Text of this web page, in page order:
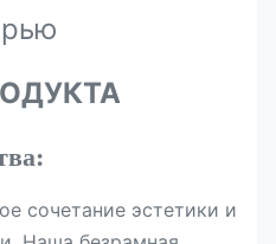
сочетание эстетики и